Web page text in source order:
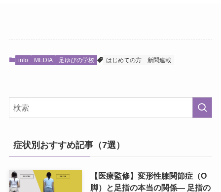
info MEDIA 足ゆびの学校 はじめての方 新聞連載
症状別おすすめ記事（7選）
【医療監修】変形性膝関節症（O
脚）と足指の本当の関係― 足指の